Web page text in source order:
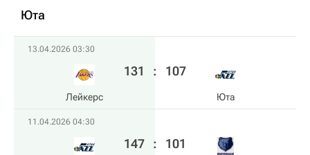
Юта
13.04.2026 03:30
Лейкерс
131 : 107
Юта
11.04.2026 04:30
147 : 101